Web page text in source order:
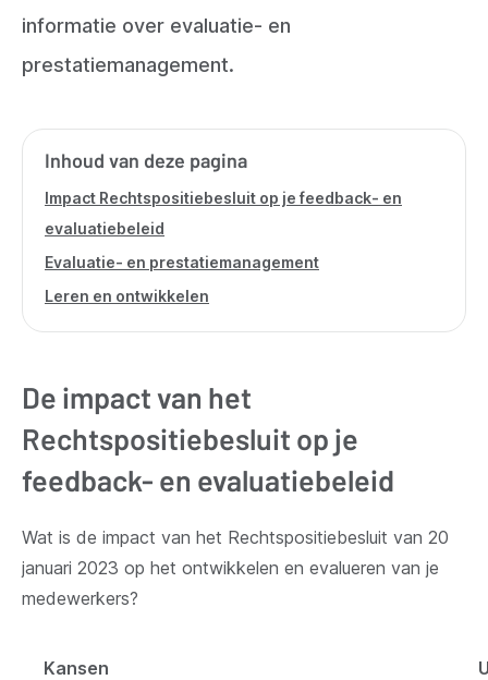
informatie over evaluatie- en
prestatiemanagement.
Inhoud van deze pagina
Impact Rechtspositiebesluit op je feedback- en
evaluatiebeleid
Evaluatie- en prestatiemanagement
Leren en ontwikkelen
De impact van het
Rechtspositiebesluit op je
feedback- en evaluatiebeleid
Wat is de impact van het Rechtspositiebesluit van 20
januari 2023 op het ontwikkelen en evalueren van je
medewerkers?
Kansen